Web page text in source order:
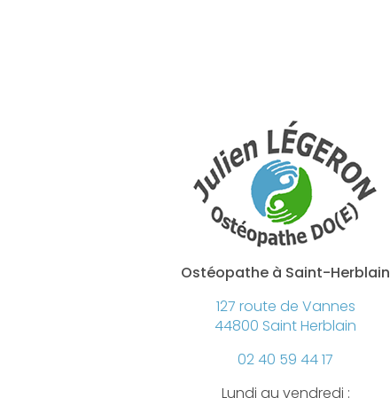
Ostéopathe à Saint-Herblain
127 route de Vannes
44800 Saint Herblain
02 40 59 44 17
Lundi au vendredi :